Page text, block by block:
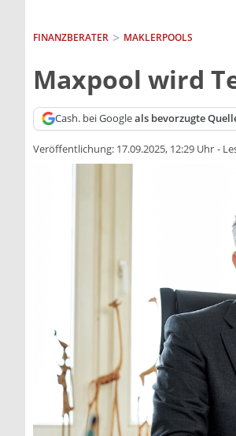
FINANZBERATER MAKLERPOOLS
Maxpool wird
Cash. bei Googleals bevorzugte
Veröffentlichung: 17.09.2025, 12:29 Uhr -